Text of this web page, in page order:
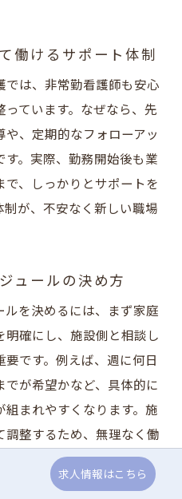
働けるサポート体制
では、非常勤看護師も安心
っています。なぜなら、先
、定期的なフォローアッ
す。実際、勤務開始後も業
、しっかりとサポートを
が、不安なく新しい職場
ュールの決め方
ルを決めるには、まず家庭
明確にし、施設側と相談し
です。例えば、週に何日
が希望かなど、具体的に
まれやすくなります。施
調整するため、無理なく働
求人情報はこちら